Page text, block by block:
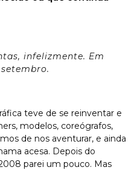
infelizmente. Em
teve de se reinventar e
modelos, coreógrafos,
de nos aventurar, e ainda
acesa. Depois do
parei um pouco. Mas